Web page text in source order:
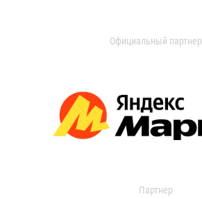
Официальный партнер
Партнер